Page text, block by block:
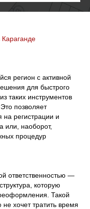
регион с активной
для быстрого
таких инструментов
позволяет
регистрации и
или, наоборот,
процедур
ответственностью —
которую
Такой
хочет тратить время